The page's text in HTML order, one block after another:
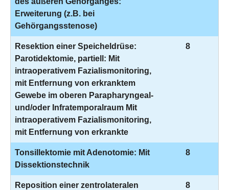
Erweiterung (z.B. bei
Gehörgangsstenose)
Resektion einer Speicheldrüse:
Parotidektomie, partiell: Mit
intraoperativem Fazialismonitoring,
mit Entfernung von erkranktem
Gewebe im oberen Parapharyngeal-
und/oder Infratemporalraum Mit
intraoperativem Fazialismonitoring,
mit Entfernung von erkrankte
8
Tonsillektomie mit Adenotomie: Mit
Dissektionstechnik
8
Reposition einer zentrolateralen
8